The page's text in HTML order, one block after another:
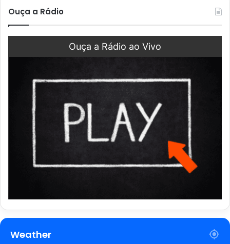
Ouça a Rádio
Ouça a Rádio ao Vivo
Weather